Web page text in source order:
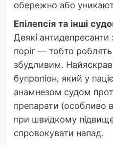
обережно або
Епілепсія та інші
Деякі
поріг — тобто
збудливим.
бупропіон, який у
анамнезом судом
препарати (особливо
при швидкому
спровокувати напад.